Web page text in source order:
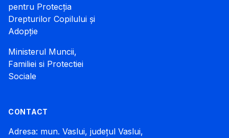
pentru Protecția
Drepturilor Copilului și
Adopție
Ministerul Muncii,
Familiei si Protectiei
Sociale
CONTACT
Adresa: mun. Vaslui, județul Vaslui,